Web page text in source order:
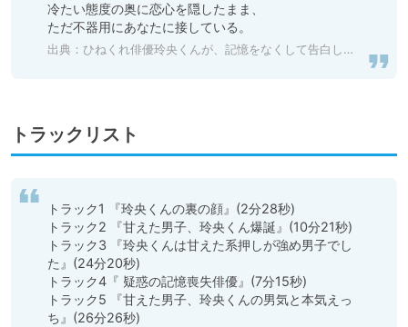
冷たい態度の奥に恋心を隠したまま、
ただ不器用にあなたに接している。
出典： ひねくれ俳優玲央くんが、記憶をなくして告白してきた件
トラックリスト
トラック1 『玲央くんの裏の顔』(2分28秒)
トラック2 『甘えた男子、玲央くん爆誕』(10分21秒)
トラック3 『玲央くんは甘えた系押しが強め男子でし
た』(24分20秒)
トラック4『 疑惑の記憶喪失俳優』(7分15秒)
トラック5 『甘えた男子、玲央くんの男気と本気えっ
ち』(26分26秒)